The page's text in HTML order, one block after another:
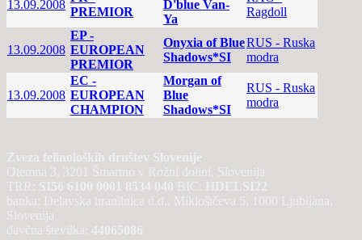
13.09.2008
PREMIOR
D'blue Van-
Ya
Ragdoll
13.09.2008
EP -
EUROPEAN
PREMIOR
Onyxia of Blue
Shadows*SI
RUS - Ruska
modra
13.09.2008
EC -
EUROPEAN
CHAMPION
Morgan of
Blue
Shadows*SI
RUS - Ruska
modra